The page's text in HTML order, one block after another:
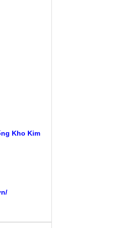
Kho Kim